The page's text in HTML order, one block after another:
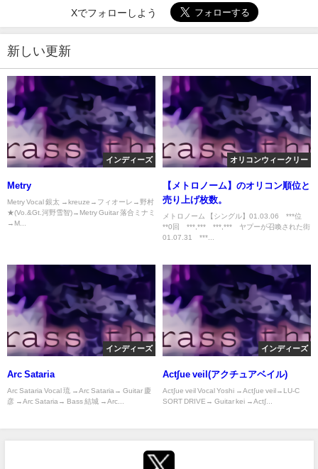
Xでフォローしよう
新しい更新
インディーズ
Metry
Metry Vocal 銀太 →kreuze→フィオーレ→野村
★(Vo.&Gt.河野雪智)→Metry Guitar 落合ミナミ
→M...
オリコンウィークリー
【メトロノーム】のオリコン順位と
売り上げ枚数。
メトロノーム 【シングル】01.03.06 ***位
**0回 ***,*** ***,*** ヤプーが召喚された街
01.07.31 ***...
インディーズ
Arc Sataria
Arc Sataria Vocal 琉 →Arc Sataria→ Guitar 慶
彦 →Arc Sataria→ Bass 結城 →Arc...
インディーズ
Act∫ue veil(アクチュアベイル)
Act∫ue veil Vocal Yoshi →Act∫ue veil→LU-C
SORT DRIVE→ Guitar kei →Act∫...